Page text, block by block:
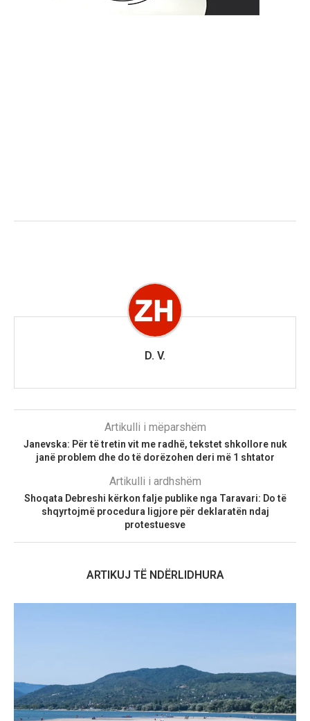
D. V.
Artikulli i mëparshëm
Janevska: Për të tretin vit me radhë, tekstet shkollore nuk
janë problem dhe do të dorëzohen deri më 1 shtator
Artikulli i ardhshëm
Shoqata Debreshi kërkon falje publike nga Taravari: Do të
shqyrtojmë procedura ligjore për deklaratën ndaj
protestuesve
ARTIKUJ TË NDËRLIDHURA